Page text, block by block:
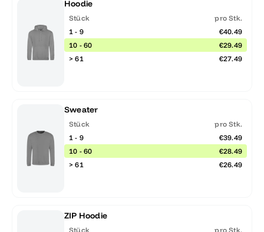
Hoodie
Stück
pro Stk.
1 - 9
€40.49
10 - 60
€29.49
> 61
€27.49
Sweater
Stück
pro Stk.
1 - 9
€39.49
10 - 60
€28.49
> 61
€26.49
ZIP Hoodie
Stück pro Stk.